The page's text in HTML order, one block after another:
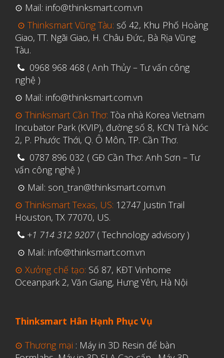
Tháng Năm 2020
Tháng Tư 2020
Tháng Hai 2020
Tháng Mười Một 2019
Tháng Mười 2019
Tháng Chín 2019
Tháng Bảy 2019
Tháng Sáu 2019
Tháng Tư 2019
Tháng Ba 2019
File 3D
Fuse 1
⊙ Mail: info@thinksmart.com.vn
⊙ Thinksmart Vũng Tàu: số 42, Khu Phố Hoàng
Giao, TT. Ngãi Giao, H. Châu Đức, Bà Rịa Vũng
Tàu.
0968 968 468 ( Anh Thủy – Tư vấn công
nghệ )
⊙ Mail: info@thinksmart.com.vn
⊙ Thinksmart Cần Thơ: Tòa nhà Korea Vietnam
Incubator Park (KVIP), đường số 8, KCN Trà Nóc
2, P. Phước Thới, Q. Ô Môn, TP. Cần Thơ.
0787 896 032 ( GĐ Cần Thơ: Anh Sơn – Tư
vấn công nghệ )
⊙ Mail: son_tran@thinksmart.com.vn
⊙ Thinksmart Texas, US: 12747 Justin Trail
Houston, TX 77070, US.
+1 714 312 9207 ( Technology advisory )
⊙ Mail: info@thinksmart.com.vn
⊙ Xưởng chế tạo: Số 87, KĐT Vinhome
Oceanpark 2, Văn Giang, Hưng Yên, Hà Nội
Thinksmart Hân Hạnh Phục Vụ
⊙ Thương mại : Máy in 3D Resin để bàn